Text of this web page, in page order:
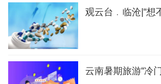
观云台﹒临沧|“想
云南暑期旅游“冷